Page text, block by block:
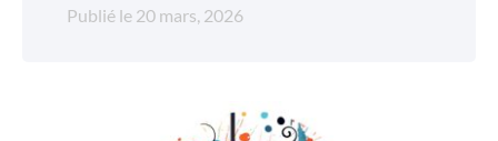
Publié le 20 mars, 2026